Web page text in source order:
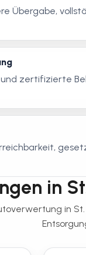
Übergabe,
zertifizierte
in
in